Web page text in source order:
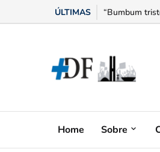
ÚLTIMAS “Bumbum
Home Sobre